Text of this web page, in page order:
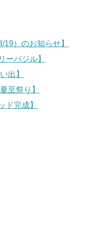
）のお知らせ】
ーバジル】
出】
至祭り】
ド完成】